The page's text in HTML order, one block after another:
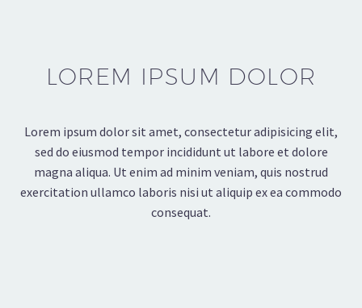
LOREM IPSUM DOLOR
Lorem ipsum dolor sit amet, consectetur adipisicing elit,
sed do eiusmod tempor incididunt ut labore et dolore
magna aliqua. Ut enim ad minim veniam, quis nostrud
exercitation ullamco laboris nisi ut aliquip ex ea commodo
consequat.